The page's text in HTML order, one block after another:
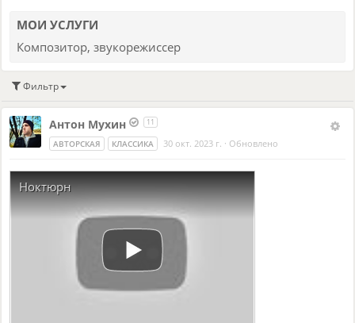
МОИ УСЛУГИ
Композитор, звукорежиссер
Фильтр
Антон Мухин 11
АВТОРСКАЯ КЛАССИКА 30 окт. 2023 г. · Обновлено
Ноктюрн